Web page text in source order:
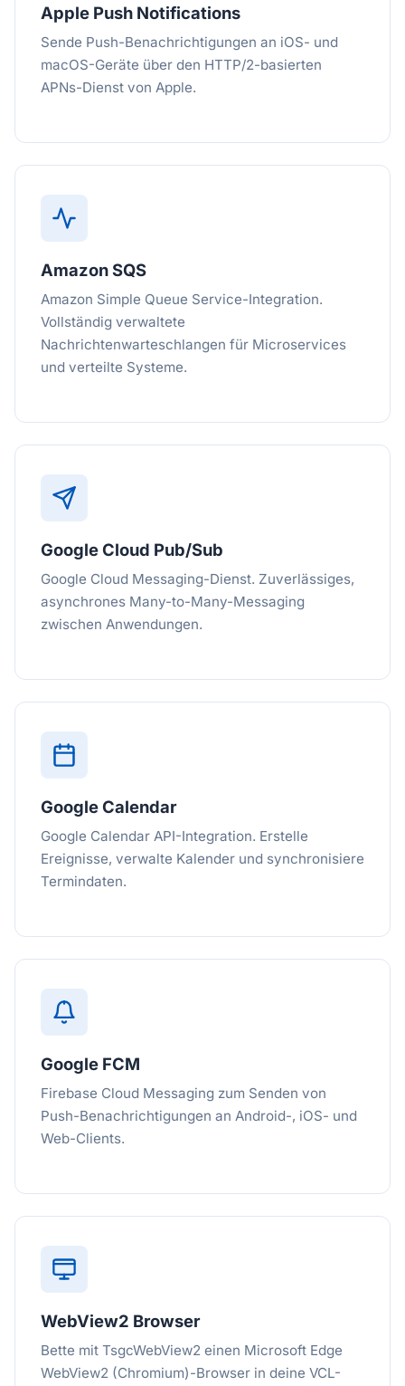
Apple Push Notifications
Sende Push-Benachrichtigungen an iOS- und
macOS-Geräte über den HTTP/2-basierten
APNs-Dienst von Apple.
Amazon SQS
Amazon Simple Queue Service-Integration.
Vollständig verwaltete
Nachrichtenwarteschlangen für Microservices
und verteilte Systeme.
Google Cloud Pub/Sub
Google Cloud Messaging-Dienst. Zuverlässiges,
asynchrones Many-to-Many-Messaging
zwischen Anwendungen.
Google Calendar
Google Calendar API-Integration. Erstelle
Ereignisse, verwalte Kalender und synchronisiere
Termindaten.
Google FCM
Firebase Cloud Messaging zum Senden von
Push-Benachrichtigungen an Android-, iOS- und
Web-Clients.
WebView2 Browser
Bette mit TsgcWebView2 einen Microsoft Edge
WebView2 (Chromium)-Browser in deine VCL-